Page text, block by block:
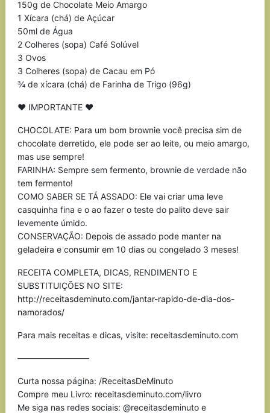
150g de Chocolate Meio Amargo
1 Xícara (chá) de Açúcar
50ml de Água
2 Colheres (sopa) Café Solúvel
3 Ovos
3 Colheres (sopa) de Cacau em Pó
¾ de xícara (chá) de Farinha de Trigo (96g)
♥ IMPORTANTE ♥
CHOCOLATE: Para um bom brownie você precisa sim de
chocolate derretido, ele pode ser ao leite, ou meio amargo,
mas use sempre!
FARINHA: Sempre sem fermento, brownie de verdade não
tem fermento!
COMO SABER SE TÁ ASSADO: Ele vai criar uma leve
casquinha fina e o ao fazer o teste do palito deve sair
levemente úmido.
CONSERVAÇÃO: Depois de assado pode manter na
geladeira e consumir em 10 dias ou congelado 3 meses!
RECEITA COMPLETA, DICAS, RENDIMENTO E
SUBSTITUIÇÕES NO SITE:
http://receitasdeminuto.com/jantar-rapido-de-dia-dos-
namorados/
Para mais receitas e dicas, visite: receitasdeminuto.com
————————–
Curta nossa página: /ReceitasDeMinuto
Compre meu Livro: receitasdeminuto.com/livro
Me siga nas redes sociais: @receitasdeminuto e